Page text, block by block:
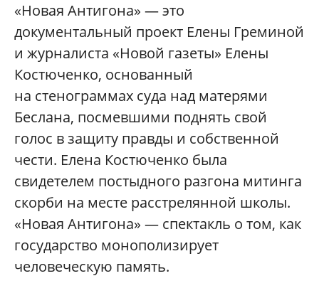
«Новая Антигона» — это
документальный проект Елены Греминой
и журналиста «Новой газеты» Елены
Костюченко, основанный
на стенограммах суда над матерями
Беслана, посмевшими поднять свой
голос в защиту правды и собственной
чести. Елена Костюченко была
свидетелем постыдного разгона митинга
скорби на месте расстрелянной школы.
«Новая Антигона» — спектакль о том, как
государство монополизирует
человеческую память.